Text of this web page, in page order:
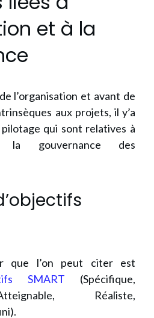
et à la
l’organisation et avant de
aux projets, il y’a
qui sont relatives à
la gouvernance des
que l’on peut citer est
SMART (Spécifique,
Réaliste,